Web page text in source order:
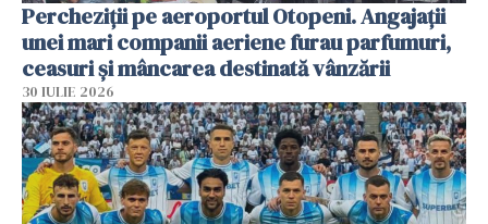
Percheziții pe aeroportul Otopeni. Angajații
unei mari companii aeriene furau parfumuri,
ceasuri și mâncarea destinată vânzării
30 IULIE 2026